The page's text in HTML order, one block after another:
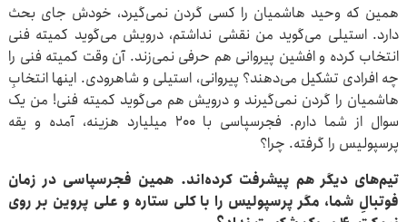
همین که وحید هاشمیان را کسی گردن نمی‌گیرد، خودش جای بحث
دارد. استیلی می‌گوید من نقشی نداشتم، درویش می‌گوید کمیته فنی
انتخاب کرده و افشین پیروانی هم حرفی نمی‌زند. آن وقت کمیته فنی را
چه افرادی تشکیل می‌دهند؟ پیروانی، استیلی و شاهرودی. اینها انتخابِ
هاشمیان را گردن نمی‌گیرند و درویش هم می‌گوید کمیته فنی! من یک
سوال از شما دارم. فجرسپاسی با ۲۰۰ میلیارد هزینه، آمده و یقه
پرسپولیس را گرفته. چرا؟
تیم‌های دیگر هم پیشرفت کرده‌اند. همین فجرسپاسی در زمان
فوتبالِ شما، مگر پرسپولیس را با کلی ستاره و علی پروین بر روی